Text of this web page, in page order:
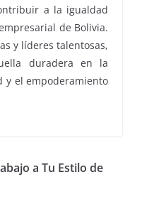
a la igualdad
de Bolivia.
y líderes talentosas,
duradera en la
y el empoderamiento
a Tu Estilo de